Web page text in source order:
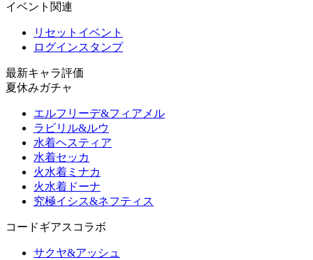
イベント関連
リセットイベント
ログインスタンプ
最新キャラ評価
夏休みガチャ
エルフリーデ&フィアメル
ラビリル&ルウ
水着ヘスティア
水着セッカ
火水着ミナカ
火水着ドーナ
究極イシス&ネフティス
コードギアスコラボ
サクヤ&アッシュ